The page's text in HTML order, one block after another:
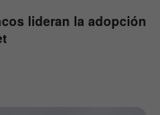
lideran la adopción